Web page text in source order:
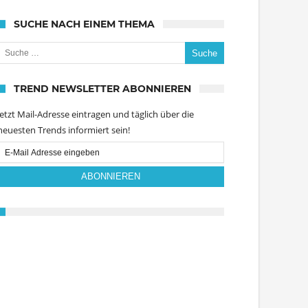
SUCHE NACH EINEM THEMA
nach:
TREND NEWSLETTER ABONNIEREN
Mail-Adresse eintragen und täglich über die
Trends informiert sein!
ABONNIEREN